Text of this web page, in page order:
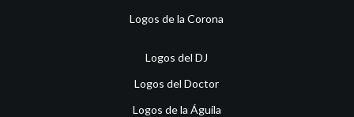
Logos de la Corona
Logos del DJ
Logos del Doctor
Logos de la Águila